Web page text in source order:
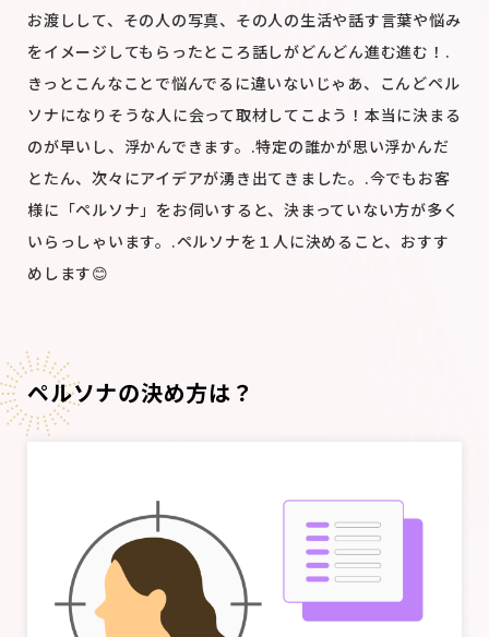
お渡しして、 その人の写真、その人の生活や話す言葉や悩み
をイメージしてもらったところ話しがどんどん進む進む！ .
きっとこんなことで悩んでるに違いない じゃあ、こんどペル
ソナになりそうな人に会って取材してこよう！ 本当に決まる
のが早いし、浮かんできます。 .特定の誰かが思い浮かんだ
とたん、次々にアイデアが湧き出てきました。 .今でもお客
様に「ペルソナ」をお伺いすると、決まっていない方が多く
いらっしゃいます。 .ペルソナを１人に決めること、おすす
めします😊
ペルソナの決め方は？